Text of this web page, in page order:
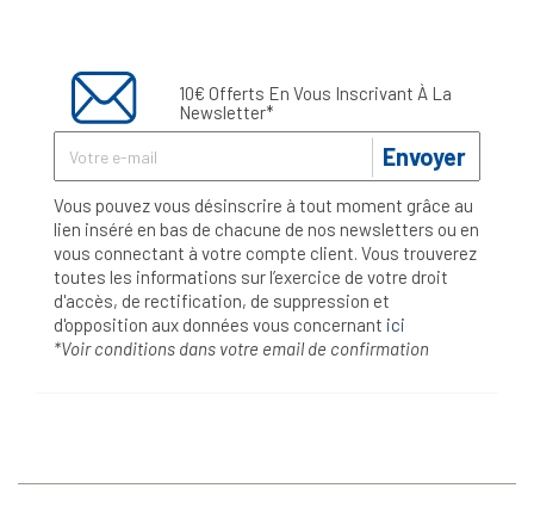
10€ Offerts En Vous Inscrivant À La
Newsletter*
Envoyer
Vous pouvez vous désinscrire à tout moment grâce au
lien inséré en bas de chacune de nos newsletters ou en
vous connectant à votre compte client. Vous trouverez
toutes les informations sur l’exercice de votre droit
d'accès, de rectification, de suppression et
d'opposition aux données vous concernant ici
*Voir conditions dans votre email de confirmation